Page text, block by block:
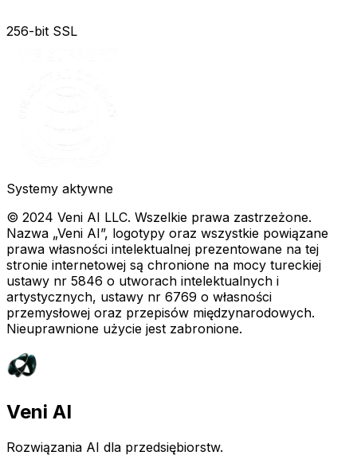
256-bit SSL
Systemy aktywne
© 2024 Veni AI LLC. Wszelkie prawa zastrzeżone.
Nazwa „Veni AI”, logotypy oraz wszystkie powiązane
prawa własności intelektualnej prezentowane na tej
stronie internetowej są chronione na mocy tureckiej
ustawy nr 5846 o utworach intelektualnych i
artystycznych, ustawy nr 6769 o własności
przemysłowej oraz przepisów międzynarodowych.
Nieuprawnione użycie jest zabronione.
Veni AI
Rozwiązania AI dla przedsiębiorstw.